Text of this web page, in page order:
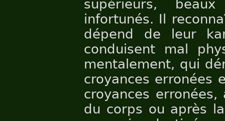
supérieurs,
infortunés. Il
dépend de leur
conduisent mal
mentalement, qui
croyances erronées
croyances
du corps ou après